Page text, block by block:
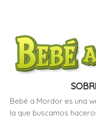
Bebé a Mordor es una
la que buscamos